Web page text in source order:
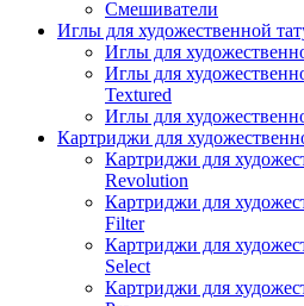
Смешиватели
Иглы для художественной
Иглы для
Иглы для
Textured
Иглы для
Картриджи для
Картриджи для
Revolution
Картриджи для
Filter
Картриджи для
Select
Картриджи для